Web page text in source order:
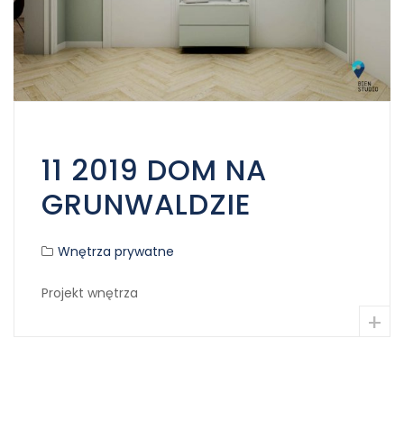
11 2019 DOM NA
GRUNWALDZIE
Wnętrza prywatne
Projekt wnętrza
+